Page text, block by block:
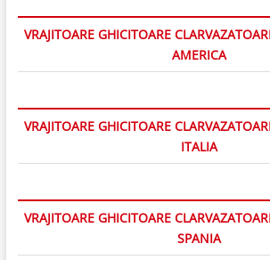
VRAJITOARE GHICITOARE
AMERICA
VRAJITOARE GHICITOARE
ITALIA
VRAJITOARE GHICITOARE
SPANIA